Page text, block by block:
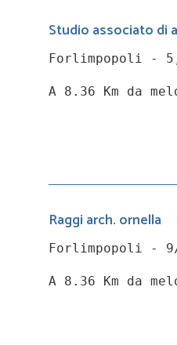
Studio associato di
Forlimpopoli -
A 8.36 Km da
Raggi arch. ornella
Forlimpopoli -
A 8.36 Km da